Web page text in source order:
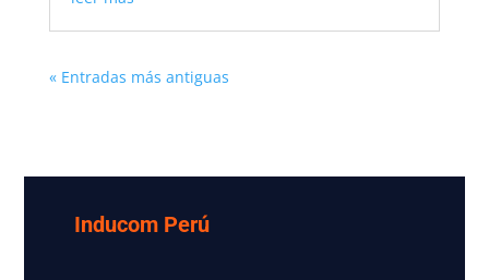
« Entradas más antiguas
Inducom Perú